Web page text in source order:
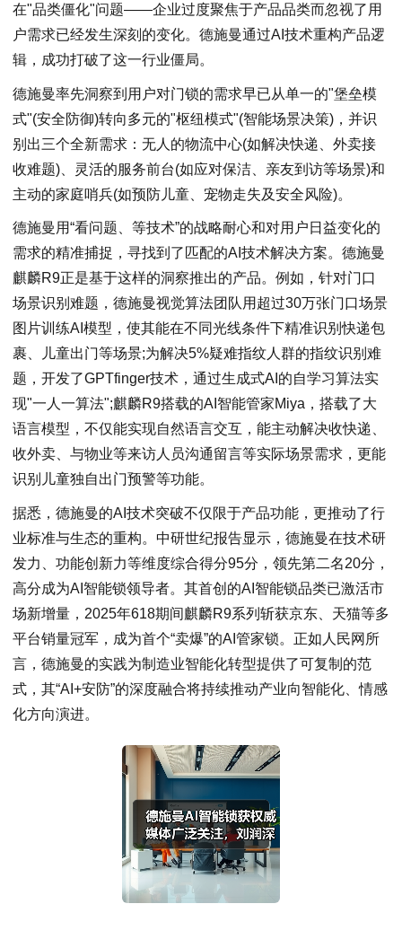
在"品类僵化"问题——企业过度聚焦于产品品类而忽视了用
户需求已经发生深刻的变化。德施曼通过AI技术重构产品逻
辑，成功打破了这一行业僵局。
德施曼率先洞察到用户对门锁的需求早已从单一的"堡垒模
式"(安全防御)转向多元的"枢纽模式"(智能场景决策)，并识
别出三个全新需求：无人的物流中心(如解决快递、外卖接
收难题)、灵活的服务前台(如应对保洁、亲友到访等场景)和
主动的家庭哨兵(如预防儿童、宠物走失及安全风险)。
德施曼用“看问题、等技术”的战略耐心和对用户日益变化的
需求的精准捕捉，寻找到了匹配的AI技术解决方案。德施曼
麒麟R9正是基于这样的洞察推出的产品。例如，针对门口
场景识别难题，德施曼视觉算法团队用超过30万张门口场景
图片训练AI模型，使其能在不同光线条件下精准识别快递包
裹、儿童出门等场景;为解决5%疑难指纹人群的指纹识别难
题，开发了GPTfinger技术，通过生成式AI的自学习算法实
现"一人一算法";麒麟R9搭载的AI智能管家Miya，搭载了大
语言模型，不仅能实现自然语言交互，能主动解决收快递、
收外卖、与物业等来访人员沟通留言等实际场景需求，更能
识别儿童独自出门预警等功能。
据悉，德施曼的AI技术突破不仅限于产品功能，更推动了行
业标准与生态的重构。中研世纪报告显示，德施曼在技术研
发力、功能创新力等维度综合得分95分，领先第二名20分，
高分成为AI智能锁领导者。其首创的AI智能锁品类已激活市
场新增量，2025年618期间麒麟R9系列斩获京东、天猫等多
平台销量冠军，成为首个“卖爆”的AI管家锁。正如人民网所
言，德施曼的实践为制造业智能化转型提供了可复制的范
式，其“AI+安防”的深度融合将持续推动产业向智能化、情感
化方向演进。